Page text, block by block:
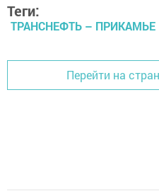
Теги:
ТРАНСНЕФТЬ – ПРИКАМЬЕ
Перейти на